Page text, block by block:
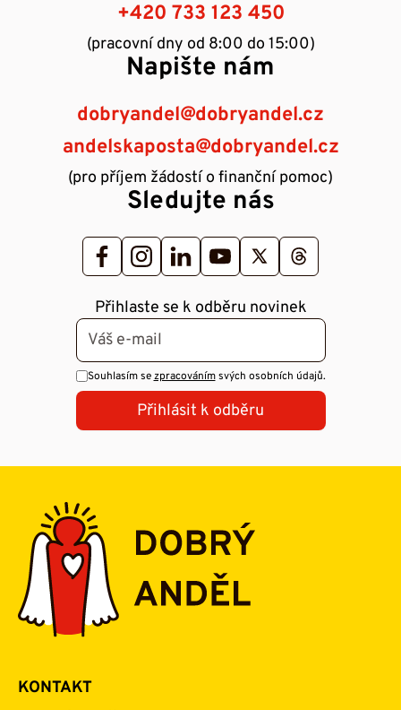
+420 733 123 450
(pracovní dny od 8:00 do 15:00)
Napište nám
dobryandel@dobryandel.cz
andelskaposta@dobryandel.cz
(pro příjem žádostí o finanční pomoc)
Sledujte nás
Přihlaste se k odběru novinek
Souhlasím sezpracovánímsvých osobních údajů.
Přihlásit k odběru
KONTAKT